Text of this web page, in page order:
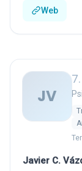
Web
JV
7.
Javier C.